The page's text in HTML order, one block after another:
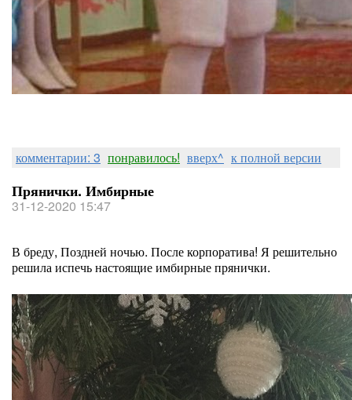
комментарии: 3 понравилось! вверх^ к полной версии
Прянички. Имбирные
31-12-2020 15:47
В бреду, Поздней ночью. После корпоратива! Я решительно
решила испечь настоящие имбирные прянички.